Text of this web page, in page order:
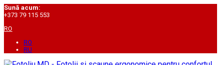
Sună acum:
+373 79 115 553
RO
RO
RU